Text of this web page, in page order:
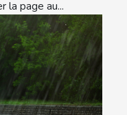
la page au...